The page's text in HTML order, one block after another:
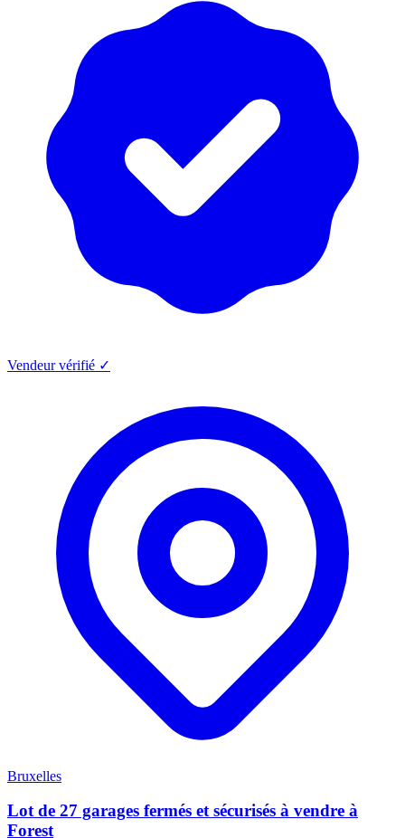
Vendeur vérifié ✓
Bruxelles
Lot de 27 garages fermés et sécurisés à vendre à
Forest